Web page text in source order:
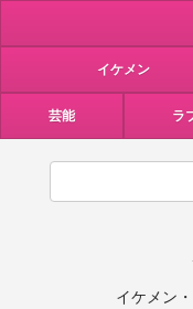
イケメン
芸能 ラ
イケメン